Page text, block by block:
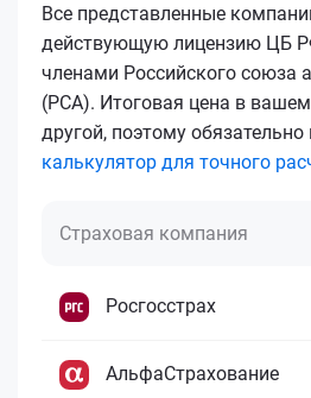
Все представленные
действующую лицензию ЦБ
членами Российского союза
(РСА). Итоговая цена в
другой, поэтому обязательно
калькулятор для точного
Страховая компания
Росгосстрах
АльфаСтрахование